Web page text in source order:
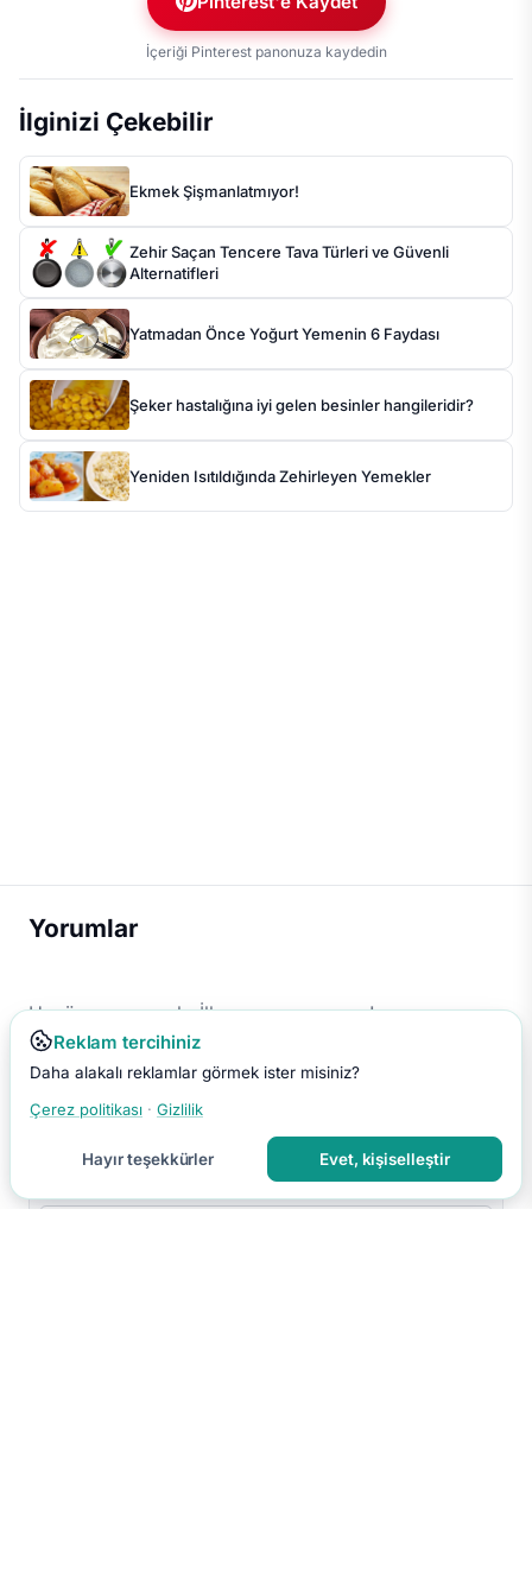
İçeriği Pinterest panonuza kaydedin
İlginizi Çekebilir
Ekmek Şişmanlatmıyor!
Zehir Saçan Tencere Tava Türleri ve Güvenli
Alternatifleri
Yatmadan Önce Yoğurt Yemenin 6 Faydası
Şeker hastalığına iyi gelen besinler hangileridir?
Yeniden Isıtıldığında Zehirleyen Yemekler
Yorumlar
Henüz yorum yok. İlk yorumu sen yap!
Reklam tercihiniz
Daha alakalı reklamlar görmek ister misiniz?
Çerez politikası · Gizlilik
Hayır teşekkürler Evet, kişiselleştir